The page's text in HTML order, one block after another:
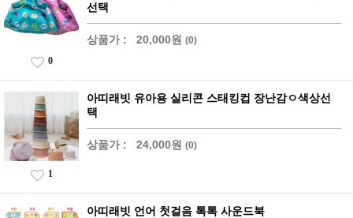
선택
상품가 : 20,000원 (0)
0
아띠래빗 유아용 실리콘 스태킹컵 장난감ㅇ색상선
택
상품가 : 24,000원 (0)
1
아띠래빗 언어 첫걸음 톡톡 사운드북